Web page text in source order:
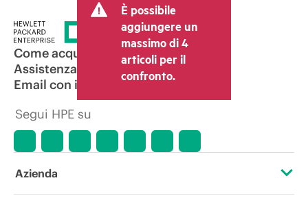
costi, come le imposte sulla vendita/IVA
e le spese di spedizione. Il prezzo della
transazione stabilito dal rivenditore può
variare rispetto a quello di altri
rivenditori e al prezzo indicativo
mostrato. I prezzi indicativi possono
includere offerte promozionali a tempo
limitato. HPE si riserva il diritto di
applicare adeguamenti dei prezzi in
qualsiasi momento per motivi che
variazioni delle condizioni del mercato,
promozione ed errori negli annunci
È possibile
aggiungere un
massimo di 4
articoli per il
confronto.
Come acquistare
Assistenza per i prodotti
Email con il commerciale
Segui HPE su
Azienda